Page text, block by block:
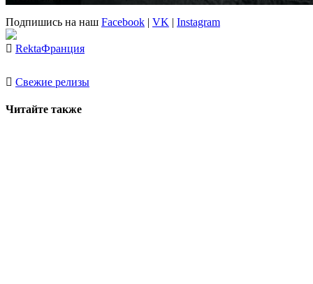
Подпишись на наш Facebook | VK | Instagram
RektaФранция
Свежие релизы
Читайте также